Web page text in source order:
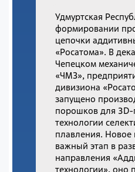
Удмуртская
формировании
цепочки
«Росатома». В
Чепецком
«ЧМЗ»,
дивизиона
запущено
порошков для 3D-
технологии
плавления. Новое
важный этап в
направления
технологии», оно